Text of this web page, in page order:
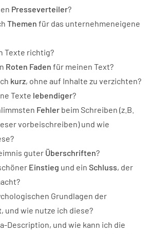
Presseverteiler?
Themen für das unternehmeneigene
Texte richtig?
Roten Faden für meinen Text?
kurz, ohne auf Inhalte zu verzichten?
Texte lebendiger?
Fehler beim Schreiben (z.B.
vorbeischreiben) und wie
guter Überschriften?
Einstieg und ein Schluss, der
Grundlagen der
, und wie nutze ich diese?
Description, und wie kann ich die